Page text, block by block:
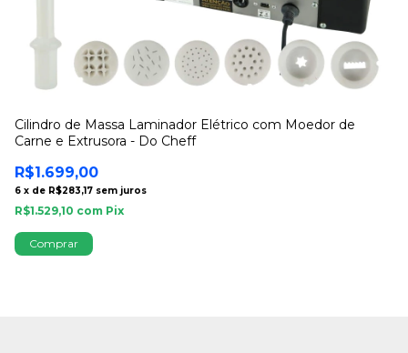
Cilindro de Massa Laminador Elétrico com Moedor de
Carne e Extrusora - Do Cheff
R$1.699,00
6 x de R$283,17 sem juros
R$1.529,10 com Pix